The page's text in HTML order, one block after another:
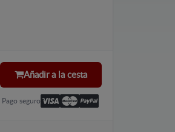
Añadir a la cesta
Pago seguro